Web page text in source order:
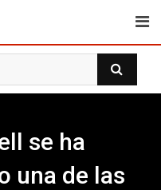
se ha
una de las